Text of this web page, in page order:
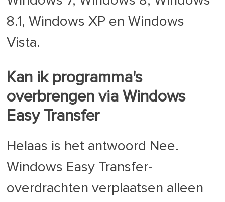
8.1, Windows XP en Windows
Vista.
Kan ik programma's
overbrengen via Windows
Easy Transfer
Helaas is het antwoord Nee.
Windows Easy Transfer-
overdrachten verplaatsen alleen